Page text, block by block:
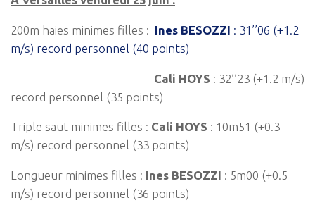
200m haies minimes filles : Ines BESOZZI : 31’’06 (+1.2
m/s) record personnel (40 points)
Cali HOYS : 32’’23 (+1.2 m/s)
record personnel (35 points)
Triple saut minimes filles : Cali HOYS : 10m51 (+0.3
m/s) record personnel (33 points)
Longueur minimes filles : Ines BESOZZI : 5m00 (+0.5
m/s) record personnel (36 points)